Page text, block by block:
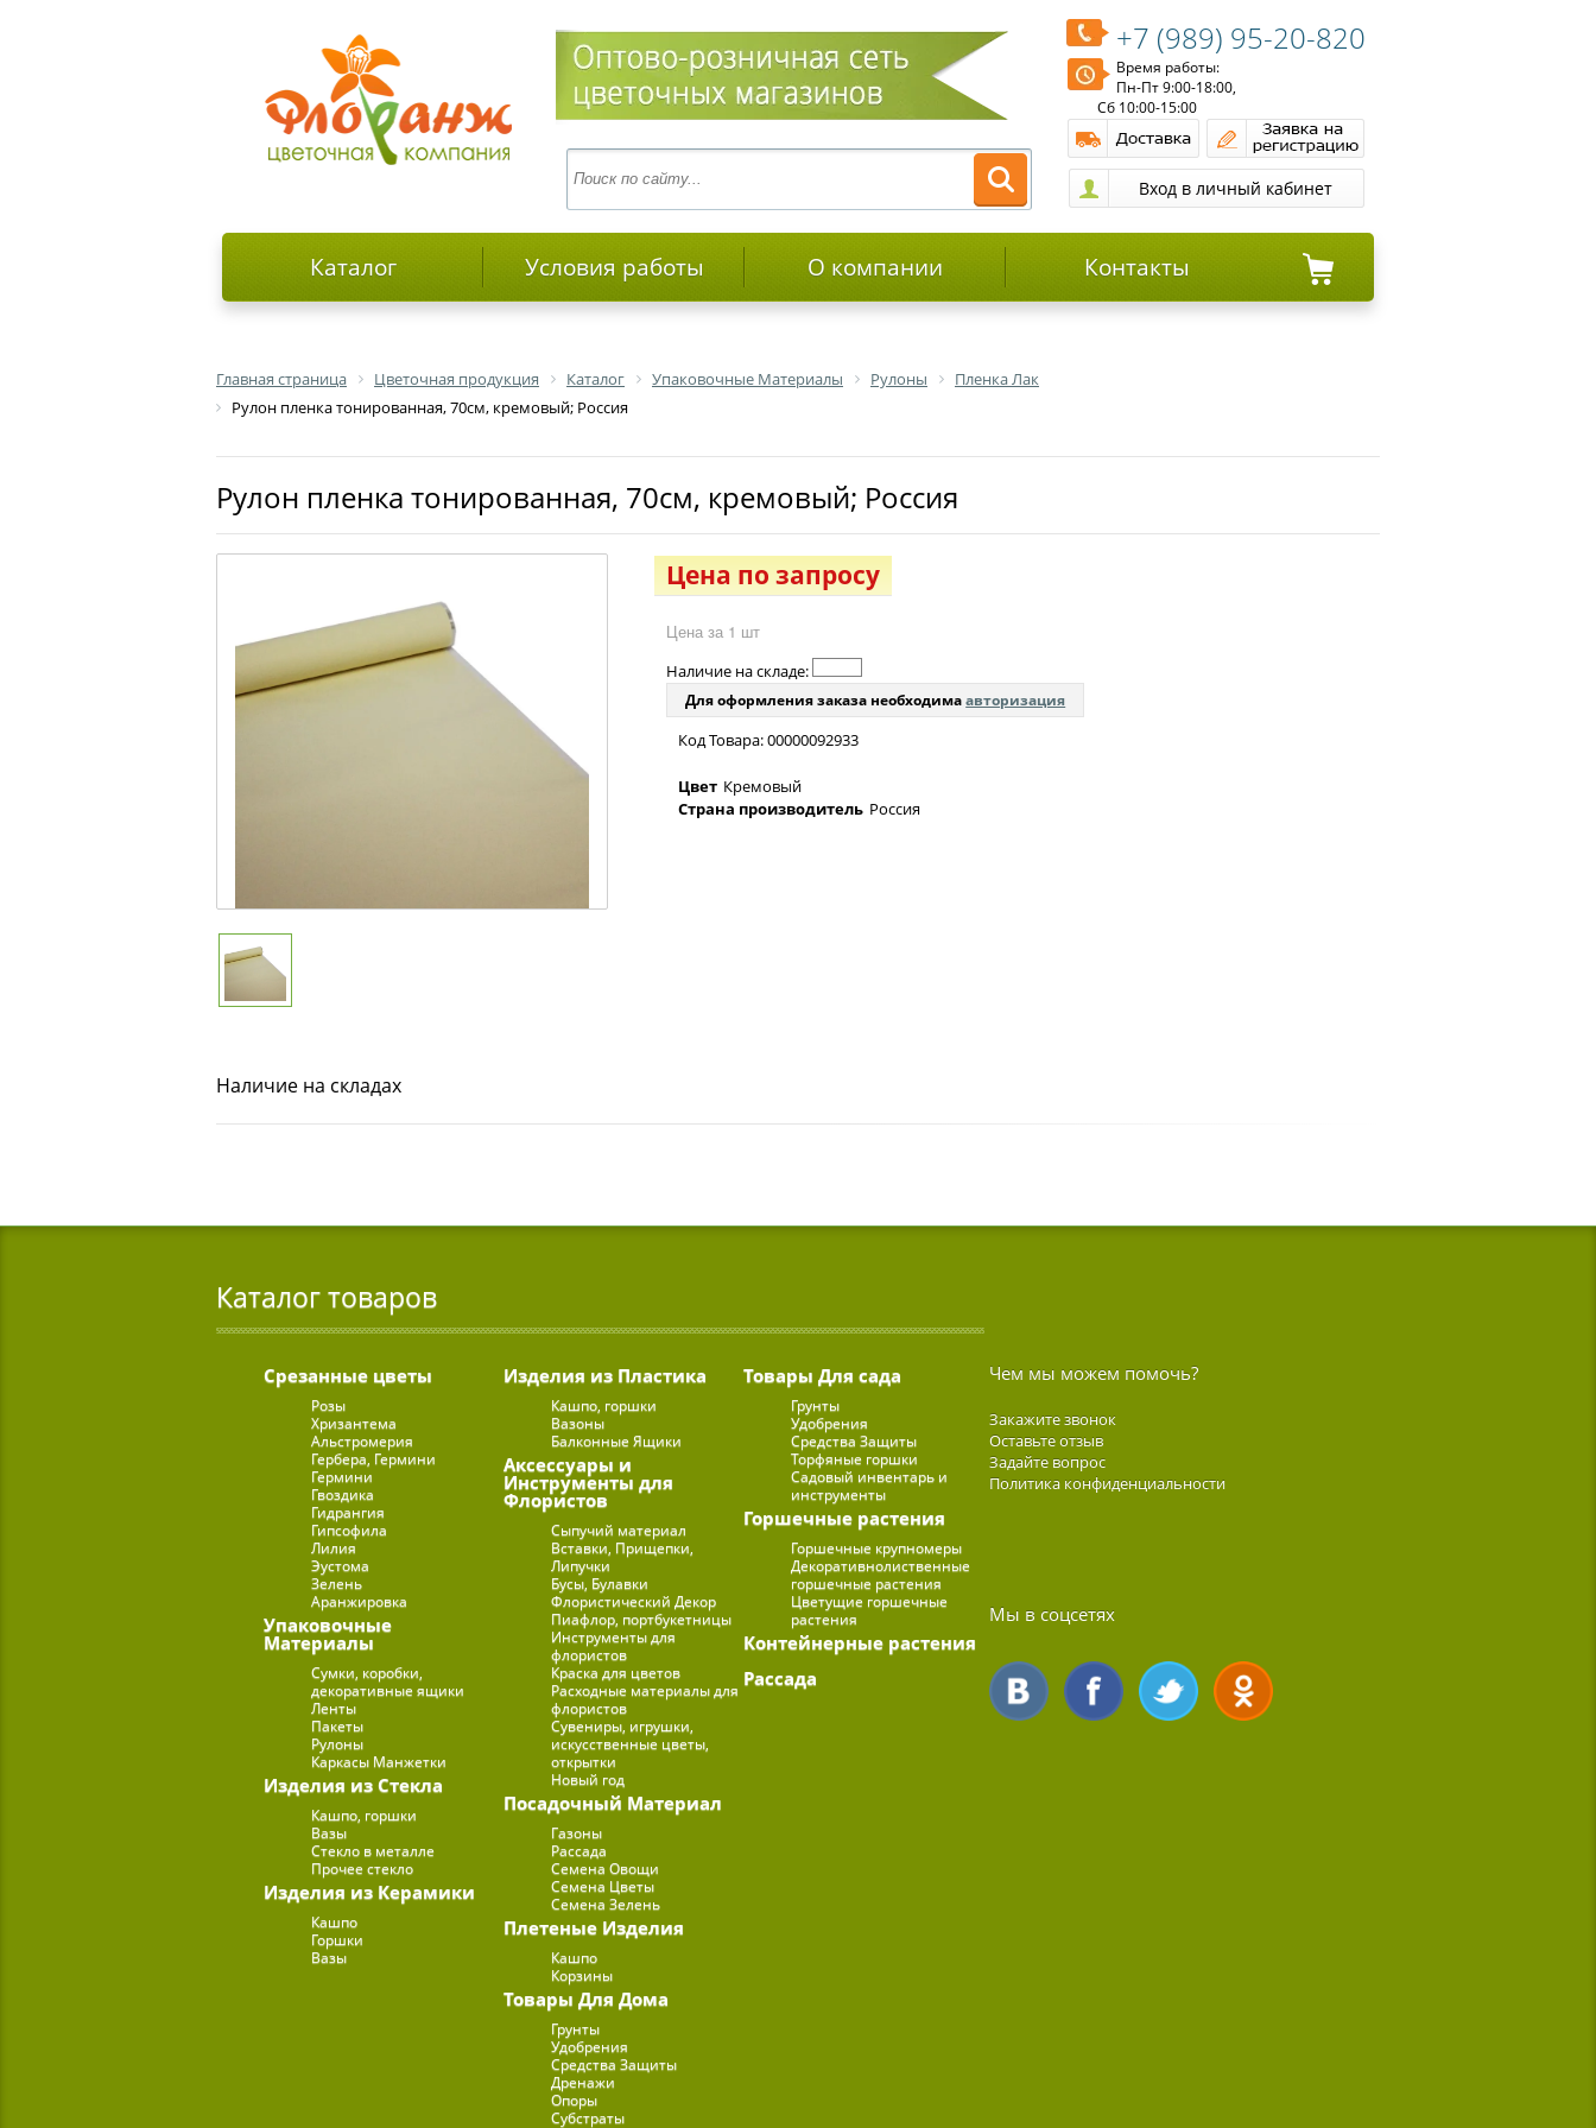
+7 (989) 95-20-820
Время работы:
Пн-Пт 9:00-18:00,
Сб 10:00-15:00
Каталог Условия работы О компании Контакты
Главная страница Цветочная продукция Каталог Упаковочные Материалы Рулоны
Пленка Лак
Рулон пленка тонированная, 70см, кремовый; Россия
Рулон пленка тонированная, 70см, кремовый; Россия
Цена по запросу
Цена за 1 шт
Наличие на складе:
Для оформления заказа необходимаавторизация
Код Товара: 00000092933
Цвет Кремовый
Страна производитель Россия
Наличие на складах
Каталог товаров
Срезанные цветы
Розы
Хризантема
Альстромерия
Гербера, Гермини
Гермини
Гвоздика
Гидрангия
Гипсофила
Лилия
Эустома
Зелень
Аранжировка
Упаковочные
Материалы
Сумки, коробки,
декоративные ящики
Ленты
Пакеты
Рулоны
Каркасы Манжетки
Изделия из Стекла
Кашпо, горшки
Вазы
Стекло в металле
Прочее стекло
Изделия из Керамики
Кашпо
Горшки
Вазы
Изделия из Пластика
Кашпо, горшки
Вазоны
Балконные Ящики
Аксессуары и
Инструменты для
Флористов
Сыпучий материал
Вставки, Прищепки,
Липучки
Бусы, Булавки
Флористический Декор
Пиафлор, портбукетницы
Инструменты для
флористов
Краска для цветов
Расходные материалы для
флористов
Сувениры, игрушки,
искусственные цветы,
открытки
Новый год
Посадочный Материал
Газоны
Рассада
Семена Овощи
Семена Цветы
Семена Зелень
Плетеные Изделия
Кашпо
Корзины
Товары Для Дома
Грунты
Удобрения
Средства Защиты
Дренажи
Опоры
Субстраты
Товары Для сада
Грунты
Удобрения
Средства Защиты
Торфяные горшки
Садовый инвентарь и
инструменты
Горшечные растения
Горшечные крупномеры
Декоративнолиственные
горшечные растения
Цветущие горшечные
растения
Контейнерные растения
Рассада
Чем мы можем помочь?
Закажите звонок
Оставьте отзыв
Задайте вопрос
Политика конфиденциальности
Мы в соцсетях